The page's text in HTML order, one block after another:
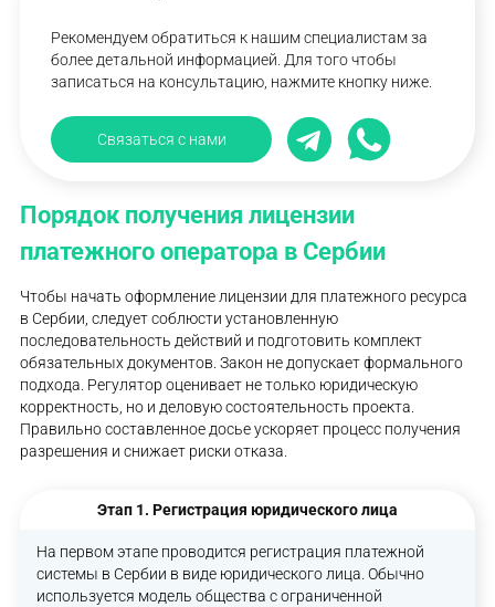
Рекомендуем обратиться к нашим специалистам за
более детальной информацией. Для того чтобы
записаться на консультацию, нажмите кнопку ниже.
Связаться с нами
Порядок получения лицензии
платежного оператора в Сербии
Чтобы начать оформление лицензии для платежного ресурса
в Сербии, следует соблюсти установленную
последовательность действий и подготовить комплект
обязательных документов. Закон не допускает формального
подхода. Регулятор оценивает не только юридическую
корректность, но и деловую состоятельность проекта.
Правильно составленное досье ускоряет процесс получения
разрешения и снижает риски отказа.
Этап 1. Регистрация юридического лица
На первом этапе проводится регистрация платежной
системы в Сербии в виде юридического лица. Обычно
используется модель общества с ограниченной